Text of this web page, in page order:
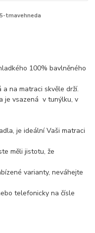
tmavehneda
100% bavlněného
a na matraci skvěle drží.
je vsazená v tunýlku, v
je ideální Vaši matraci
měli jistotu, že
varianty, neváhejte
telefonicky na čísle